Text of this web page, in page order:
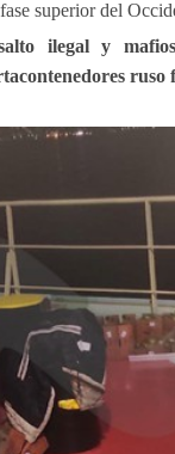
superior del
ilegal y
ruso